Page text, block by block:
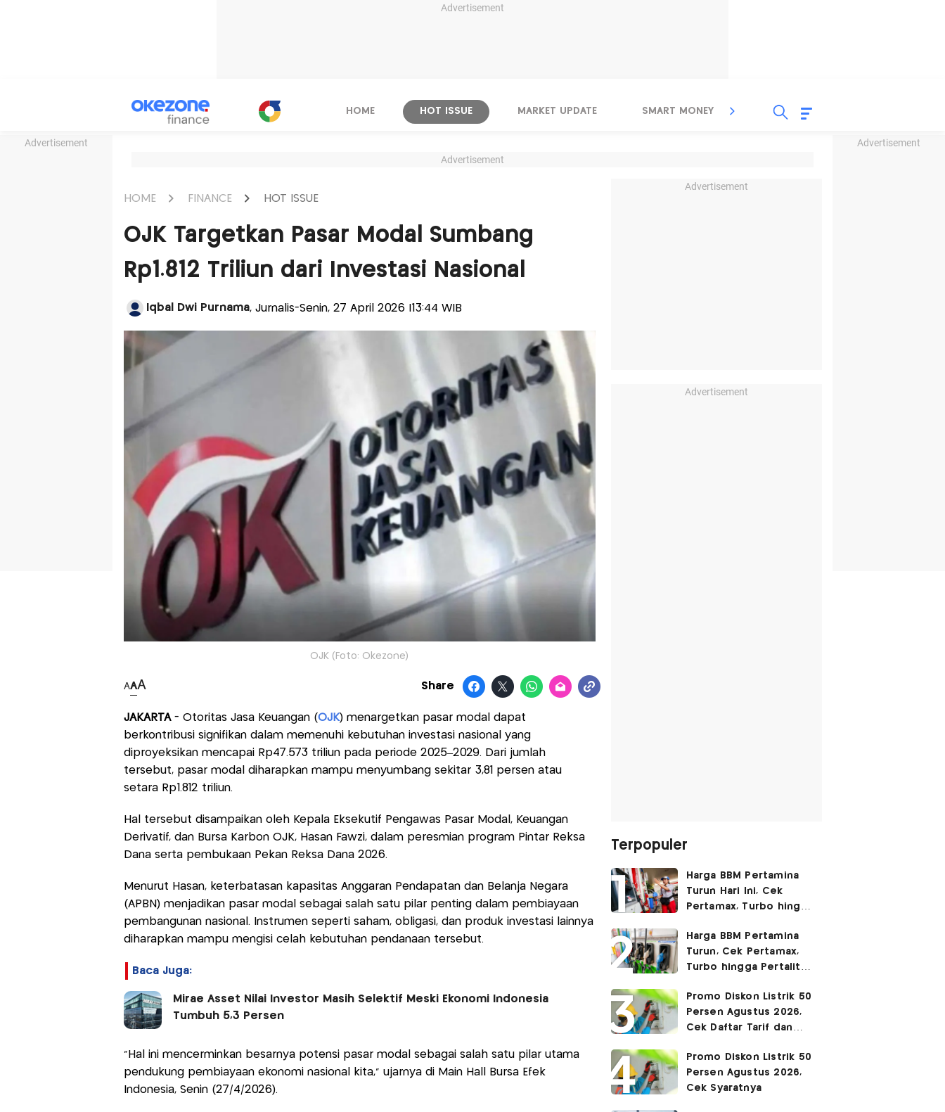
Advertisement
Advertisement Advertisement
HOME HOT ISSUE MARKET UPDATE SMART MONEY INSPIRASI BISNIS
Advertisement
HOME FINANCE HOT ISSUE
OJK Targetkan Pasar Modal Sumbang
Rp1.812 Triliun dari Investasi Nasional
Iqbal Dwi Purnama, Jurnalis-Senin, 27 April 2026 |13:44 WIB
OJK (Foto: Okezone)
AAA Share
JAKARTA- Otoritas Jasa Keuangan (OJK) menargetkan pasar modal dapat
berkontribusi signifikan dalam memenuhi kebutuhan investasi nasional yang
diproyeksikan mencapai Rp47.573 triliun pada periode 2025–2029. Dari jumlah
tersebut, pasar modal diharapkan mampu menyumbang sekitar 3,81 persen atau
setara Rp1.812 triliun.
Hal tersebut disampaikan oleh Kepala Eksekutif Pengawas Pasar Modal, Keuangan
Derivatif, dan Bursa Karbon OJK, Hasan Fawzi, dalam peresmian program Pintar Reksa
Dana serta pembukaan Pekan Reksa Dana 2026.
Menurut Hasan, keterbatasan kapasitas Anggaran Pendapatan dan Belanja Negara
(APBN) menjadikan pasar modal sebagai salah satu pilar penting dalam pembiayaan
pembangunan nasional. Instrumen seperti saham, obligasi, dan produk investasi lainnya
diharapkan mampu mengisi celah kebutuhan pendanaan tersebut.
Baca Juga:
Mirae Asset Nilai Investor Masih Selektif Meski Ekonomi Indonesia
Tumbuh 5,3 Persen
"Hal ini mencerminkan besarnya potensi pasar modal sebagai salah satu pilar utama
pendukung pembiayaan ekonomi nasional kita," ujarnya di Main Hall Bursa Efek
Indonesia, Senin (27/4/2026).
Advertisement
Advertisement
Terpopuler
Harga BBM Pertamina
Turun Hari Ini, Cek
Pertamax, Turbo hingga
2026
Harga BBM Pertamina
Turun, Cek Pertamax,
Turbo hingga Pertalite
Promo Diskon Listrik 50
Persen Agustus 2026,
Cek Daftar Tarif dan
Promo Diskon Listrik 50
Persen Agustus 2026,
Cek Syaratnya